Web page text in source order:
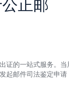
正邮
证的一站式服务。
邮件司法鉴定申请